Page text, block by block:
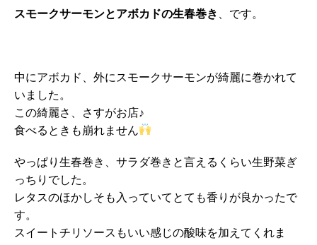
スモークサーモンとアボカドの生春巻き 、です。
中にアボカド、外にスモークサーモンが綺麗に巻かれて
いました。
この綺麗さ、さすがお店♪
食べるときも崩れません
やっぱり生春巻き、サラダ巻きと言えるくらい生野菜ぎ
っちりでした。
レタスのほかしそも入っていてとても香りが良かったで
す。
スイートチリソースもいい感じの酸味を加えてくれま